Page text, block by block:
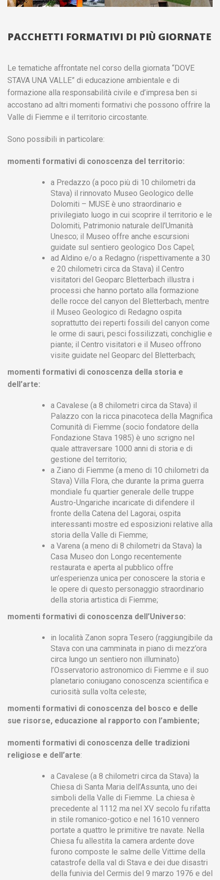
PACCHETTI FORMATIVI DI PIÙ GIORNATE
Le tematiche affrontate nel corso della giornata “DOVE
STAVA UNA VALLE” di educazione ambientale e di
formazione alla responsabilità civile e d’impresa ben si
accostano ad altri momenti formativi che possono offrire la
Valle di Fiemme e il territorio circostante.
Sono possibili in particolare:
momenti formativi di conoscenza del territorio:
a Predazzo (a poco più di 10 chilometri da
Stava) il rinnovato Museo Geologico delle
Dolomiti – MUSE è uno straordinario e
privilegiato luogo in cui scoprire il territorio e le
Dolomiti, Patrimonio naturale dell’Umanità
Unesco; il Museo offre anche escursioni
guidate sul sentiero geologico Dos Capel;
ad Aldino e/o a Redagno (rispettivamente a 30
e 20 chilometri circa da Stava) il Centro
visitatori del Geoparc Bletterbach illustra i
processi che hanno portato alla formazione
delle rocce del canyon del Bletterbach, mentre
il Museo Geologico di Redagno ospita
soprattutto dei reperti fossili del canyon come
le orme di sauri, pesci fossilizzati, conchiglie e
piante; il Centro visitatori e il Museo offrono
visite guidate nel Geoparc del Bletterbach;
momenti formativi di conoscenza della storia e
dell’arte:
a Cavalese (a 8 chilometri circa da Stava) il
Palazzo con la ricca pinacoteca della Magnifica
Comunità di Fiemme (socio fondatore della
Fondazione Stava 1985) è uno scrigno nel
quale attraversare 1000 anni di storia e di
gestione del territorio;
a Ziano di Fiemme (a meno di 10 chilometri da
Stava) Villa Flora, che durante la prima guerra
mondiale fu quartier generale delle truppe
Austro-Ungariche incaricate di difendere il
fronte della Catena del Lagorai, ospita
interessanti mostre ed esposizioni relative alla
storia della Valle di Fiemme;
a Varena (a meno di 8 chilometri da Stava) la
Casa Museo don Longo recentemente
restaurata e aperta al pubblico offre
un’esperienza unica per conoscere la storia e
le opere di questo personaggio straordinario
della storia artistica di Fiemme;
momenti formativi di conoscenza dell’Universo:
in località Zanon sopra Tesero (raggiungibile da
Stava con una camminata in piano di mezz’ora
circa lungo un sentiero non illuminato)
l’Osservatorio astronomico di Fiemme e il suo
planetario coniugano conoscenza scientifica e
curiosità sulla volta celeste;
momenti formativi di conoscenza del bosco e delle
sue risorse, educazione al rapporto con l’ambiente;
momenti formativi di conoscenza delle tradizioni
religiose e dell’arte:
a Cavalese (a 8 chilometri circa da Stava) la
Chiesa di Santa Maria dell’Assunta, uno dei
simboli della Valle di Fiemme. La chiesa è
precedente al 1112 ma nel XV secolo fu rifatta
in stile romanico-gotico e nel 1610 vennero
portate a quattro le primitive tre navate. Nella
Chiesa fu allestita la camera ardente dove
furono composte le salme delle Vittime della
catastrofe della val di Stava e dei due disastri
della funivia del Cermis del 9 marzo 1976 e del